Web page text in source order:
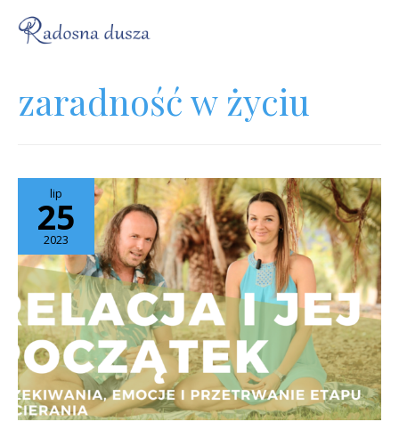
zaradność w życiu
lip
25
2023